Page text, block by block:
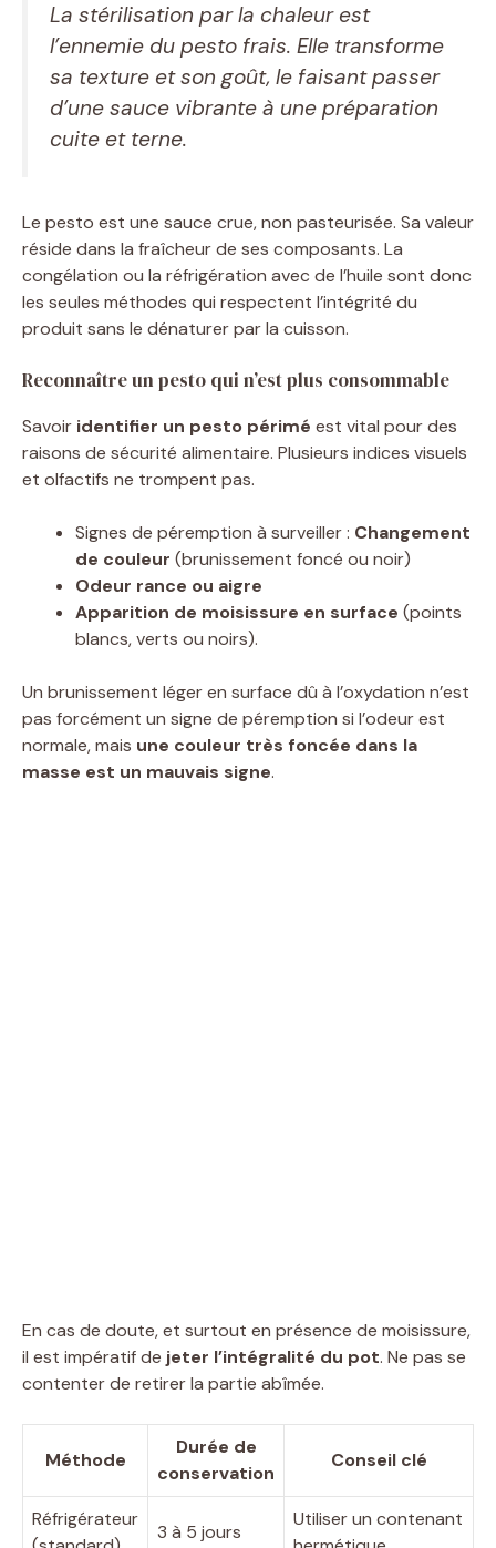
La stérilisation par la chaleur est
l’ennemie du pesto frais. Elle transforme
sa texture et son goût, le faisant passer
d’une sauce vibrante à une préparation
cuite et terne.
Le pesto est une sauce crue, non pasteurisée. Sa valeur
réside dans la fraîcheur de ses composants. La
congélation ou la réfrigération avec de l’huile sont donc
les seules méthodes qui respectent l’intégrité du
produit sans le dénaturer par la cuisson.
Reconnaître un pesto qui n’est plus consommable
Savoir identifier un pesto périmé est vital pour des
raisons de sécurité alimentaire. Plusieurs indices visuels
et olfactifs ne trompent pas.
Signes de péremption à surveiller : Changement
de couleur (brunissement foncé ou noir)
Odeur rance ou aigre
Apparition de moisissure en surface (points
blancs, verts ou noirs).
Un brunissement léger en surface dû à l’oxydation n’est
pas forcément un signe de péremption si l’odeur est
normale, mais une couleur très foncée dans la
masse est un mauvais signe.
En cas de doute, et surtout en présence de moisissure,
il est impératif de jeter l’intégralité du pot. Ne pas se
contenter de retirer la partie abîmée.
Méthode
Durée de
conservation
Conseil clé
Réfrigérateur
3 à 5 jours
Utiliser un contenant